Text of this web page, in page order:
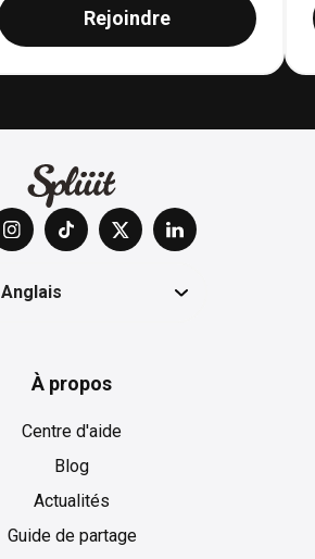
Rejoindre
Anglais
À propos
Centre d'aide
Blog
Actualités
Guide de partage